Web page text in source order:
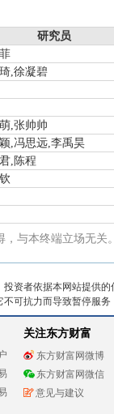
研究员
,徐凝碧
,张帅帅
,冯思远,李禹昊
,陈程
与本终端立场无关
资者依据本网站提供
可抗力而导致暂停服